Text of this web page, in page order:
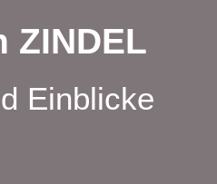
ZINDEL
Einblicke